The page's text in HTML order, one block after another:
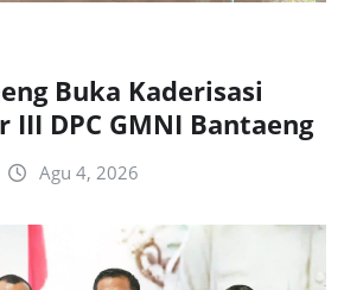
Buka Kaderisasi
III DPC GMNI Bantaeng
Agu 4, 2026